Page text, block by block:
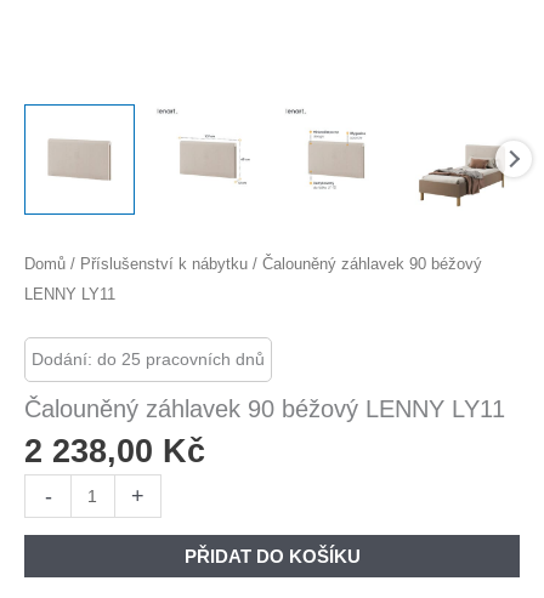
Domů / Příslušenství k nábytku / Čalouněný záhlavek 90 béžový
LENNY LY11
Dodání: do 25 pracovních dnů
Čalouněný záhlavek 90 béžový LENNY LY11
2 238,00 Kč
-
Čalouněný
záhlavek
béžový
+
PŘIDAT DO KOŠÍKU